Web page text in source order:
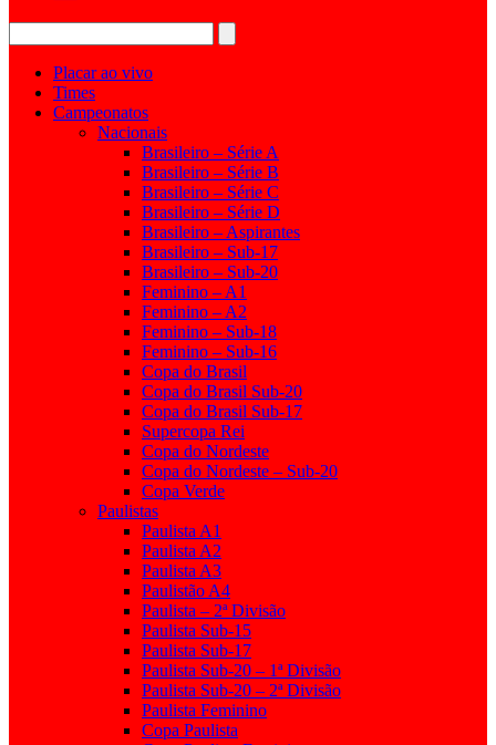
Placar ao vivo
Times
Campeonatos
Nacionais
Brasileiro – Série A
Brasileiro – Série B
Brasileiro – Série C
Brasileiro – Série D
Brasileiro – Aspirantes
Brasileiro – Sub-17
Brasileiro – Sub-20
Feminino – A1
Feminino – A2
Feminino – Sub-18
Feminino – Sub-16
Copa do Brasil
Copa do Brasil Sub-20
Copa do Brasil Sub-17
Supercopa Rei
Copa do Nordeste
Copa do Nordeste – Sub-20
Copa Verde
Paulistas
Paulista A1
Paulista A2
Paulista A3
Paulistão A4
Paulista – 2ª Divisão
Paulista Sub-15
Paulista Sub-17
Paulista Sub-20 – 1ª Divisão
Paulista Sub-20 – 2ª Divisão
Paulista Feminino
Copa Paulista